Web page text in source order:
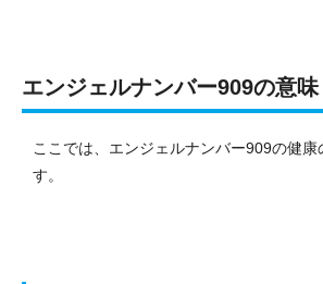
エンジェルナンバー909の意味
ここでは、エンジェルナンバー909の健康
す。